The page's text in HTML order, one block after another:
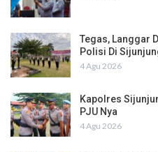
Tegas, Langgar
Polisi Di
4 Agu 2026
Kapolres
PJU Nya
4 Agu 2026